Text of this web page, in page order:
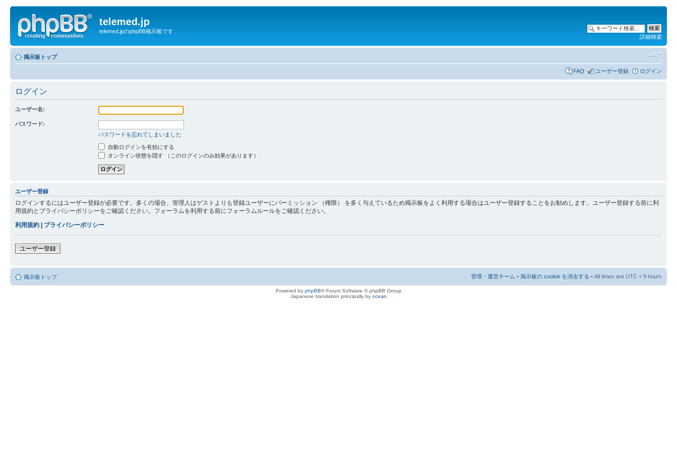
telemed.jp
telemed.jpのphpBB掲示板です
詳細検索
掲示板トップ
FAQ ユーザー登録 ログイン
ログイン
ユーザー名:
パスワード:
パスワードを忘れてしまいました
自動ログインを有効にする
オンライン状態を隠す （このログインのみ効果があります）
ユーザー登録
ログインするにはユーザー登録が必要です。多くの場合、管理人はゲストよりも登録ユーザーにパーミッション （権限） を多く与えているため掲示板をよく利用する場合はユーザー登録することをお勧めします。ユーザー登録する前に利
用規約とプライバシーポリシーをご確認ください。フォーラムを利用する前にフォーラムルールをご確認ください。
利用規約
プライバシーポリシー
ユーザー登録
掲示板トップ 管理・運営チーム • 掲示板の cookie を消去する • All times are UTC + 9 hours
Powered by phpBB® Forum Software © phpBB Group
Japanese translation principally by ocean